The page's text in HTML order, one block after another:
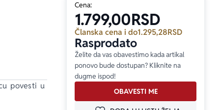
povesti u
Cena:
1.799,00RSD
Članska cena i do1.295,28RSD
Rasprodato
Želite da vas obavestimo kada artikal
ponovo bude dostupan? Kliknite na
dugme ispod!
OBAVESTI ME